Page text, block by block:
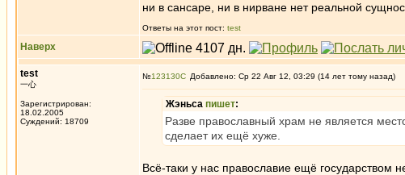
ни в сансаре, ни в нирване нет реальной
Ответы на этот пост: test
Наверх
test
一心
Зарегистрирован:
18.02.2005
Суждений: 18709
№123130 Добавлено: Ср 22 Авг 12, 03:29 (14 лет тому назад)
Жэньса пишет:
Разве православный храм не является
сделает их ещё хуже.
Всё-таки у нас православие ещё государством